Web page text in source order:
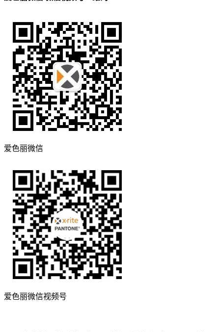
爱色丽微信
爱色丽微信视频号